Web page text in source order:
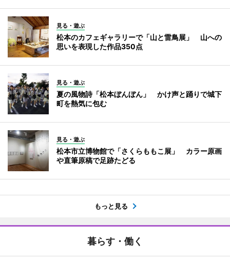
見る・遊ぶ
松本のカフェギャラリーで「山と雷鳥展」 山への
思いを表現した作品350点
見る・遊ぶ
夏の風物詩「松本ぼんぼん」 かけ声と踊りで城下
町を熱気に包む
見る・遊ぶ
松本市立博物館で「さくらももこ展」 カラー原画
や直筆原稿で足跡たどる
もっと見る
暮らす・働く